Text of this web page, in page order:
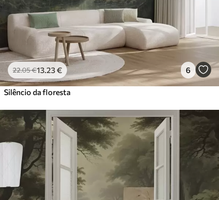
22.05€13 .23€ 6
Silêncio da floresta